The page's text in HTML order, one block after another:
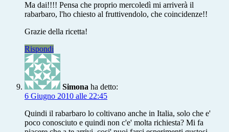
Ma dai!!!! Pensa che proprio mercoledì mi arriverà il
rabarbaro, l'ho chiesto al fruttivendolo, che coincidenze!!
Grazie della ricetta!
Rispondi
Simona ha detto:
6 Giugno 2010 alle 22:45
Quindi il rabarbaro lo coltivano anche in Italia, solo che e'
poco conosciuto e quindi non c'e' molta richiesta? Mi fa